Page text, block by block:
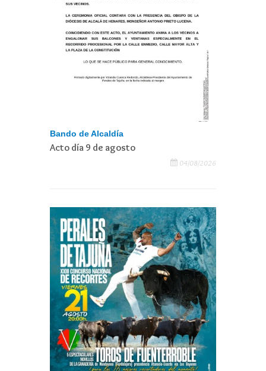
Bando de Alcaldía
Acto día 9 de agosto
04/08/2026